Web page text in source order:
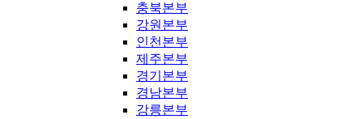
충북본부
강원본부
인천본부
제주본부
경기본부
경남본부
강릉본부